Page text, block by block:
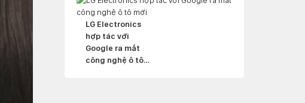
LG Electronics
hợp tác với
Google ra mắt
công nghệ ô tô